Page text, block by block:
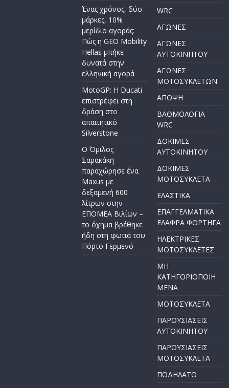
Ένας χρόνος, δύο
μάρκες, 10%
μερίδιο αγοράς:
Πώς η GEO Mobility
Hellas μπήκε
δυνατά στην
ελληνική αγορά
MotoGP: Η Ducati
επιστρέφει στη
δράση στο
απαιτητικό
Silverstone
Ο Όμιλος
Σαρακάκη
παραχώρησε ένα
Maxus με
δεξαμενή 600
λίτρων στην
ΕΠΟΜΕΑ Βιλίων –
το όχημα βρέθηκε
ήδη στη φωτιά του
Πόρτο Γερμενό
WRC
ΑΓΩΝΕΣ
ΑΓΩΝΕΣ
AYTOKINHTOY
ΑΓΩΝΕΣ
ΜΟΤΟΣΥΚΛΕΤΩΝ
ΑΠΟΨΗ
ΒΑΘΜΟΛΟΓΙΑ
WRC
ΔΟΚΙΜΕΣ
ΑΥΤΟΚΙΝΗΤΟΥ
ΔΟΚΙΜΕΣ
ΜΟΤΟΣΥΚΛΕΤΑ
ΕΛΑΣΤΙΚΑ
ΕΠΑΓΓΕΛΜΑΤΙΚΑ
ΕΛΑΦΡΑ ΦΟΡΤΗΓΑ
ΗΛΕΚΤΡΙΚΕΣ
ΜΟΤΟΣΥΚΛΕΤΕΣ
ΜΗ
ΚΑΤΗΓΟΡΙΟΠΟΙΗ
ΜΕΝΑ
ΜΟΤΟΣΥΚΛΕΤΑ
ΠΑΡΟΥΣΙΑΣΕΙΣ
ΑΥΤΟΚΙΝΗΤΟΥ
ΠΑΡΟΥΣΙΑΣΕΙΣ
ΜΟΤΟΣΥΚΛΕΤΑ
ΠΟΔΗΛΑΤΟ